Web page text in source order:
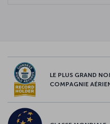
LE PLUS GRAND
COMPAGNIE